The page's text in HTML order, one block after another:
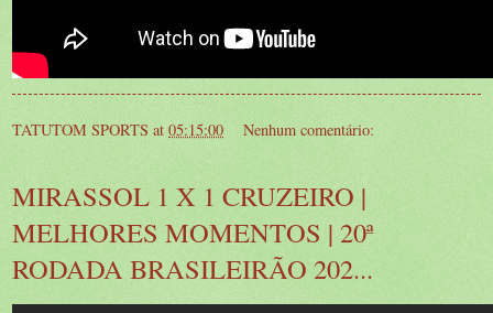
TATUTOM SPORTS at 05:15:00 Nenhum comentário:
MIRASSOL 1 X 1 CRUZEIRO |
MELHORES MOMENTOS | 20ª
RODADA BRASILEIRÃO 202...